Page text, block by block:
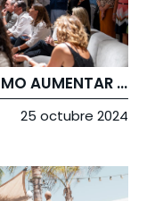
THE KEY TO DISTINCTION: CÓMO AUMENTAR EL VALOR DE LAS PROPIEDADES EN MARBELLA
25 octubre 2024